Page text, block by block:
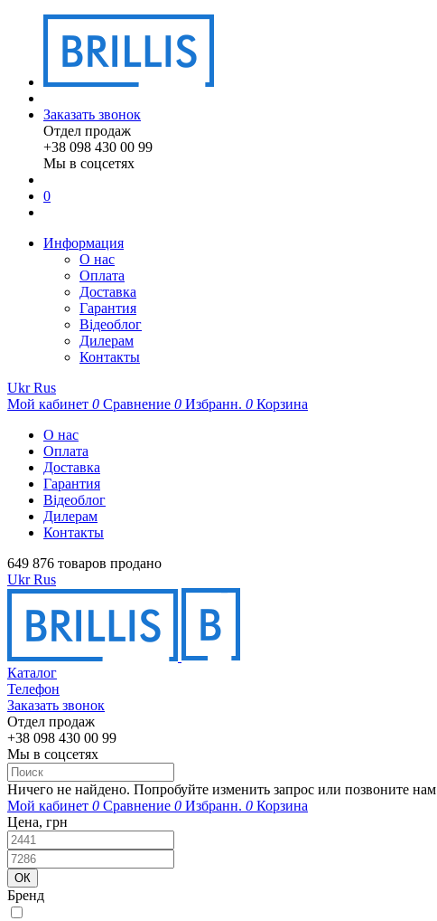
Заказать звонок
Отдел продаж
+38 098 430 00 99
Мы в соцсетях
0
Информация
О нас
Оплата
Доставка
Гарантия
Відеоблог
Дилерам
Контакты
Ukr Rus
Мой кабинет 0 Сравнение 0 Избранн. 0 Корзина
О нас
Оплата
Доставка
Гарантия
Відеоблог
Дилерам
Контакты
649 876 товаров продано
Ukr Rus
Каталог
Телефон
Заказать звонок
Отдел продаж
+38 098 430 00 99
Мы в соцсетях
Ничего не найдено. Попробуйте изменить запрос или позвоните нам
Мой кабинет 0 Сравнение 0 Избранн. 0 Корзина
Цена, грн
Бренд